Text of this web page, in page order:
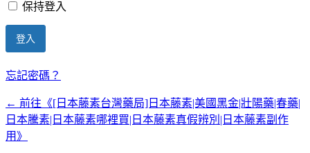
保持登入
忘記密碼？
← 前往《[日本藤素台灣藥局]日本藤素|美國黑金|壯陽藥|春藥|
日本騰素|日本藤素哪裡買|日本藤素真假辨別|日本藤素副作
用》